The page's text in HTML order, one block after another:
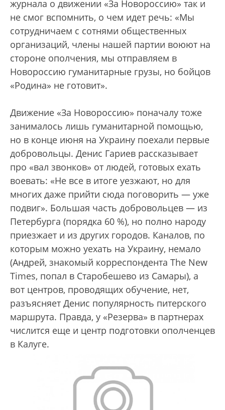
журнала о движении «За Новороссию» так и
не смог вспомнить, о чем идет речь: «Мы
сотрудничаем с сотнями общественных
организаций, члены нашей партии воюют на
стороне ополчения, мы отправляем в
Новороссию гуманитарные грузы, но бойцов
«Родина» не готовит».
Движение «За Новороссию» поначалу тоже
занималось лишь гуманитарной помощью,
но в конце июня на Украину поехали первые
добровольцы. Денис Гариев рассказывает
про «вал звонков» от людей, готовых ехать
воевать: «Не все в итоге уезжают, но для
многих даже прийти сюда поговорить — уже
подвиг». Большая часть добровольцев — из
Петербурга (порядка 60 %), но полно народу
приезжает и из других городов. Каналов, по
которым можно уехать на Украину, немало
(Андрей, знакомый корреспондента The New
Times, попал в Старобешево из Самары), а
вот центров, проводящих обучение, нет,
разъясняет Денис популярность питерского
маршрута. Правда, у «Резерва» в партнерах
числится еще и центр подготовки ополченцев
в Калуге.